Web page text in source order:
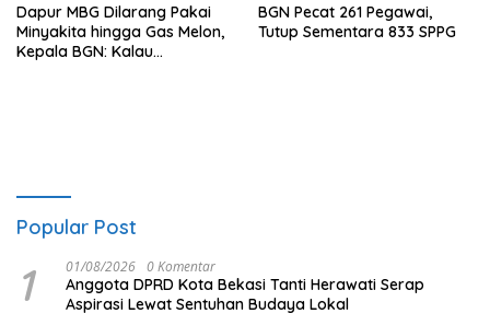
Dapur MBG Dilarang Pakai
Minyakita hingga Gas Melon,
Kepala BGN: Kalau
BGN Pecat 261 Pegawai,
Tutup Sementara 833 SPPG
Popular Post
1 01/08/2026 0 Komentar
Anggota DPRD Kota Bekasi Tanti Herawati Serap
Aspirasi Lewat Sentuhan Budaya Lokal